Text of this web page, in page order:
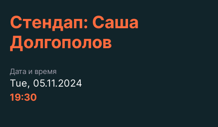
Стендап: Саша
Долгополов
Дата и время
Tue, 05.11.2024
19:30